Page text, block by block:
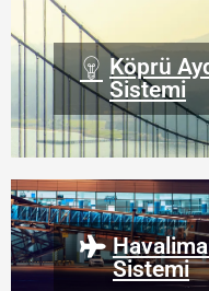
Köprü
Sistemi
Sistemi